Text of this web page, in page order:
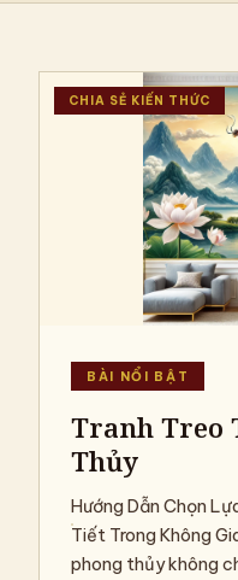
CHIA SẺ KIẾN THỨC
BÀI NỔI BẬT
Tranh Treo
Thủy
Hướng Dẫn Chọn
Tiết Trong Không
phong thủy không